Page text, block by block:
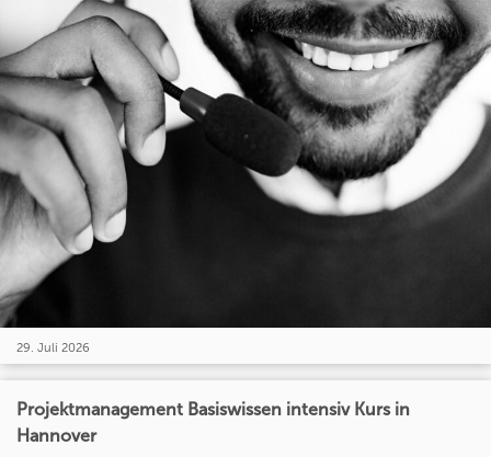
29. Juli 2026
Projektmanagement Basiswissen intensiv Kurs in
Hannover